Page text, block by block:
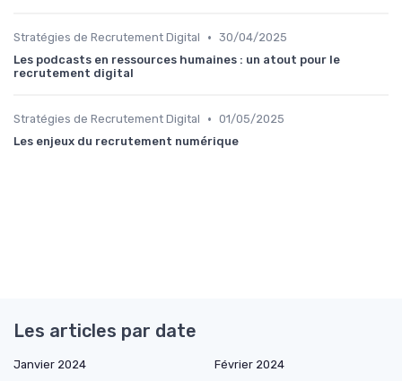
Stratégies de Recrutement Digital • 30/04/2025
Les podcasts en ressources humaines : un atout pour le
recrutement digital
Stratégies de Recrutement Digital • 01/05/2025
Les enjeux du recrutement numérique
Les articles par date
Janvier 2024
Février 2024